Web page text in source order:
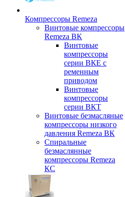
Компрессоры Remeza
Винтовые компрессоры
Remeza ВК
Винтовые
компрессоры
серии ВКЕ с
ременным
приводом
Винтовые
компрессоры
серии ВКТ
Винтовые безмасляные
компрессоры низкого
давления Remeza ВК
Спиральные
безмаслянные
компрессоры Remeza
КС